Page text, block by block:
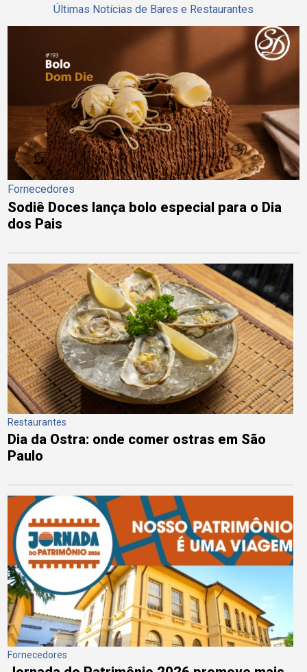
Últimas Notícias de Bares e Restaurantes
Fornecedores
Sodiê Doces lança bolo especial para o Dia
dos Pais
Restaurantes
Dia da Ostra: onde comer ostras em São
Paulo
Fornecedores